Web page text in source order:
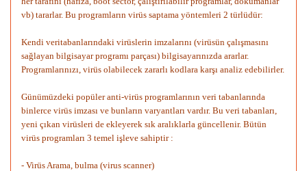
vb) tararlar. Bu programların virüs saptama yöntemleri 2 türlüdür:
Kendi veritabanlarındaki virüslerin imzalarını (virüsün çalışmasını
sağlayan bilgisayar programı parçası) bilgisayarınızda ararlar.
Programlarınızı, virüs olabilecek zararlı kodlara karşı analiz edebilirler.
Günümüzdeki popüler anti-virüs programlarının veri tabanlarında
binlerce virüs imzası ve bunların varyantları vardır. Bu veri tabanları,
yeni çıkan virüsleri de ekleyerek sık aralıklarla güncellenir. Bütün
virüs programları 3 temel işleve sahiptir :
- Virüs Arama, bulma (virus scanner)